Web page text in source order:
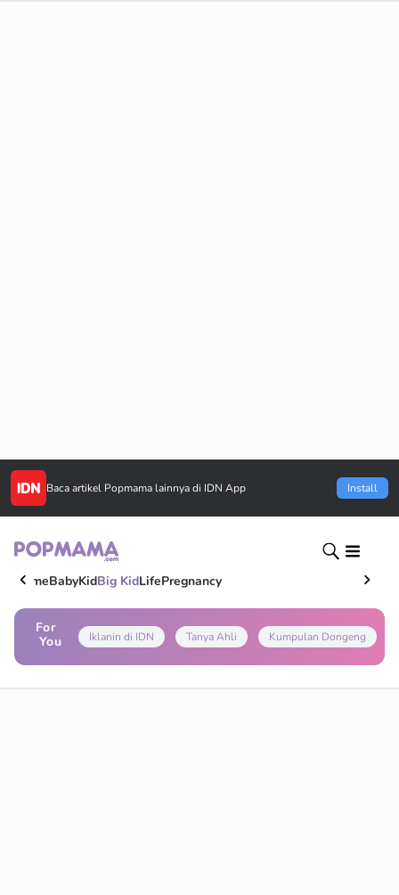
Baca artikel Popmama lainnya di IDN App Install
HomeBabyKidBig KidLifePregnancy
For
You
Iklanin di IDN Tanya Ahli Kumpulan Dongeng